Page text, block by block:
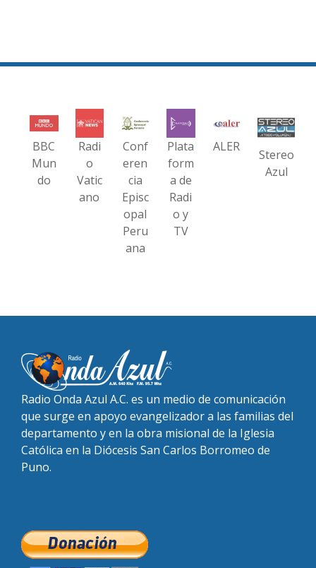
BBC
Mun
do
Radi
o
Vatic
ano
Conf
eren
cia
Episc
opal
Peru
ana
Plata
form
a de
Radi
o y
TV
ALER
Stereo
Azul
Radio Onda Azul A.C. es un medio de comunicación
que surge en apoyo evangelizador a las familias del
departamento y en la obra misional de la Iglesia
Católica en la Diócesis San Carlos Borromeo de
Puno.